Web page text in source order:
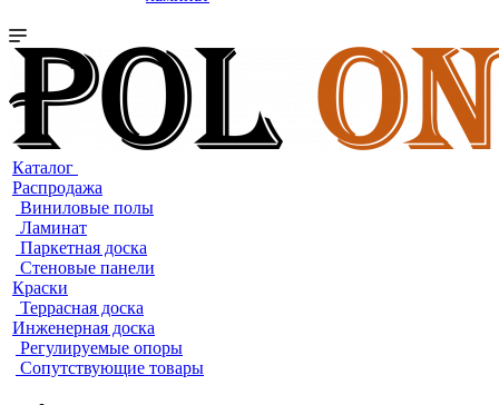
Каталог
Распродажа
Виниловые полы
Ламинат
Паркетная доска
Стеновые панели
Краски
Террасная доска
Инженерная доска
Регулируемые опоры
Сопутствующие товары